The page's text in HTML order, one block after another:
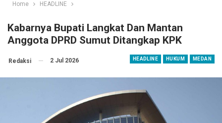
Home HEADLINE
Kabarnya Bupati Langkat Dan Mantan
Anggota DPRD Sumut Ditangkap KPK
HEADLINE HUKUM MEDAN
Redaksi 2 Jul 2026